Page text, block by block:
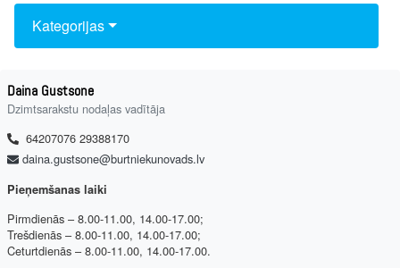
Kategorijas
Daina Gustsone
Dzimtsarakstu nodaļas vadītāja
64207076 29388170
daina.gustsone@burtniekunovads.lv
Pieņemšanas laiki
Pirmdienās – 8.00-11.00, 14.00-17.00;
Trešdienās – 8.00-11.00, 14.00-17.00;
Ceturtdienās – 8.00-11.00, 14.00-17.00.